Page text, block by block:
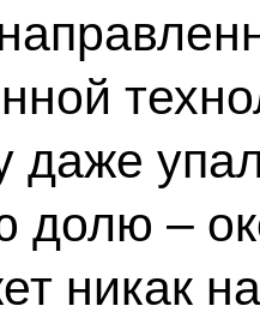
даже
долю –
никак